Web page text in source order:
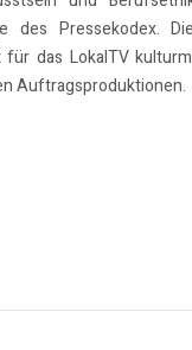
des Pressekodex.
für das LokalTV
Auftragsproduktionen.